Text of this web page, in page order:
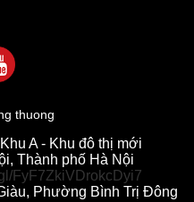
thực, M12i cực kỳ linh hoạt
giọng nói rõ nét và âm nhạc
chịu cho người nghe.
giáo:Giải quyết bài toán về độ
A - Khu đô thị mới
Thành phố Hà Nội
FyF7ZkiVDrokcDyi7
Phường Bình Trị Đông